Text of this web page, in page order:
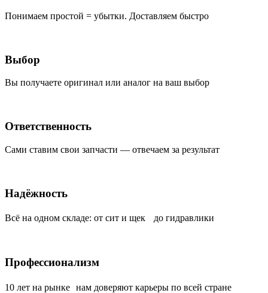
Понимаем простой = убытки. Доставляем быстро
Выбор
Вы получаете оригинал или аналог на ваш выбор
Ответственность
Сами ставим свои запчасти — отвечаем за результат
Надёжность
Всё на одном складе: от сит и щек до гидравлики
Профессионализм
10 лет на рынке нам доверяют карьеры по всей стране